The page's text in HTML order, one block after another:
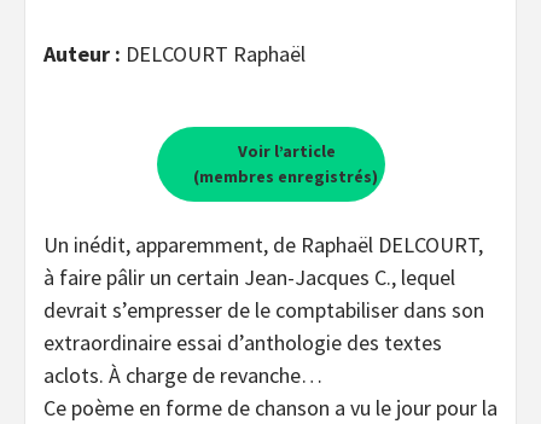
Auteur : DELCOURT Raphaël
Voir l’article
(membres enregistrés)
Un inédit, apparemment, de Raphaël DELCOURT,
à faire pâlir un certain Jean-Jacques C., lequel
devrait s’empresser de le comptabiliser dans son
extraordinaire essai d’anthologie des textes
aclots. À charge de revanche…
Ce poème en forme de chanson a vu le jour pour la